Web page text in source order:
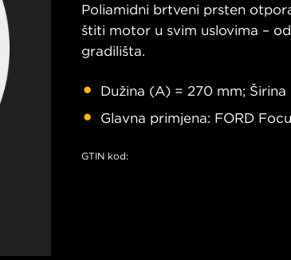
Poliamidni brtveni prsten
štiti motor u svim uslovima –
gradilišta.
Dužina (A) = 270 mm;
Glavna primjena: FORD
GTIN kod: